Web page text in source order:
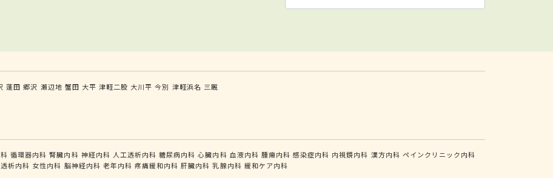
蓬田 郷沢 瀬辺地 蟹田 大平 津軽二股 大川平 今別 津軽浜名 三厩
循環器内科 腎臓内科 神経内科 人工透析内科 糖尿病内科 心臓内科 血液内科 腫瘍内科 感染症内科 内視鏡内科 漢方内科 ペインクリニック内科
透析内科 女性内科 脳神経内科 老年内科 疼痛緩和内科 肝臓内科 乳腺内科 緩和ケア内科